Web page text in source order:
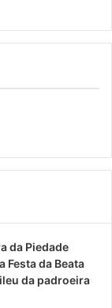
da Piedade
Festa da Beata
da padroeira